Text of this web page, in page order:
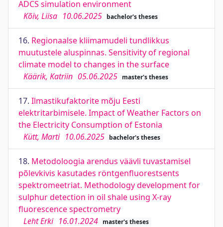
ADCS simulation environment
Kõiv, Liisa 10.06.2025 bachelor's theses
16. Regionaalse kliimamudeli tundlikkus
muutustele aluspinnas. Sensitivity of regional
climate model to changes in the surface
Käärik, Katriin 05.06.2025 master's theses
17. Ilmastikufaktorite mõju Eesti
elektritarbimisele. Impact of Weather Factors on
the Electricity Consumption of Estonia
Kütt, Marti 10.06.2025 bachelor's theses
18. Metodoloogia arendus väävli tuvastamisel
põlevkivis kasutades röntgenfluorestsents
spektromeetriat. Methodology development for
sulphur detection in oil shale using X-ray
fluorescence spectrometry
Leht Erki 16.01.2024 master's theses